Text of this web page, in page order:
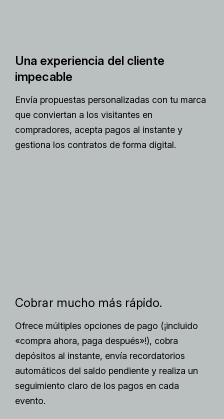
Una experiencia del cliente
impecable
Envía propuestas personalizadas con tu marca
que conviertan a los visitantes en
compradores, acepta pagos al instante y
gestiona los contratos de forma digital.
Cobrar mucho más rápido.
Ofrece múltiples opciones de pago (¡incluido
«compra ahora, paga después»!), cobra
depósitos al instante, envía recordatorios
automáticos del saldo pendiente y realiza un
seguimiento claro de los pagos en cada
evento.